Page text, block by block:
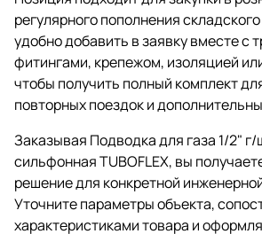
регулярного пополнения
удобно добавить в заявку вместе с
фитингами, крепежом, изоляцией
чтобы получить полный комплект
повторных поездок и
Заказывая Подводка для газа 1/2"
сильфонная TUBOFLEX, вы
решение для конкретной
Уточните параметры объекта,
характеристиками товара и